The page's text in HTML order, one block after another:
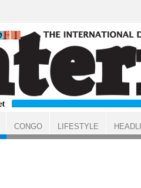
CONGO LIFESTYLE